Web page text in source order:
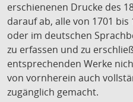
erschienenen Drucke des
darauf ab, alle von 1701
oder im deutschen
zu erfassen und zu
entsprechenden Werke
von vornherein auch
zugänglich gemacht.